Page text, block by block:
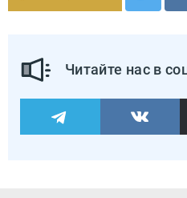
Читайте нас в